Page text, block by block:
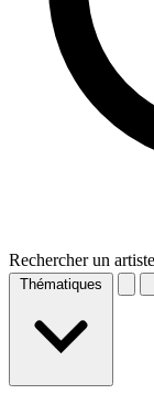
Rechercher un
Thématiques